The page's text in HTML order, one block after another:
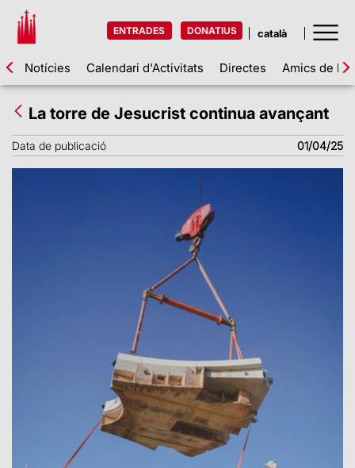
ENTRADES DONATIUS
Notícies Calendari d'Activitats Directes Amics de la
La torre de Jesucrist continua avançant
Data de publicació 01/04/25